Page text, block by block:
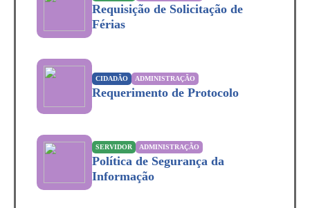
Requisição de Solicitação de
Férias
CIDADÃO ADMINISTRAÇÃO
Requerimento de Protocolo
SERVIDOR ADMINISTRAÇÃO
Política de Segurança da
Informação